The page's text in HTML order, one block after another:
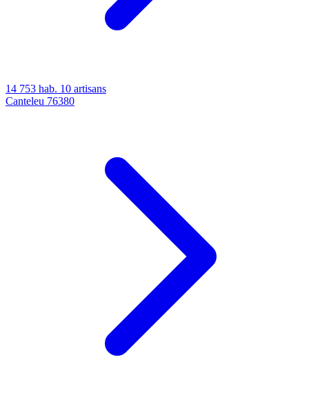
14 753 hab. 10 artisans
Canteleu 76380